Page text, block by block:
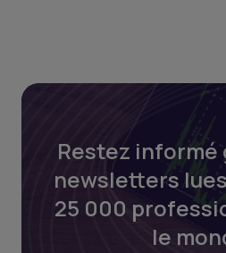
Restez informé
newsletters
25 000
le